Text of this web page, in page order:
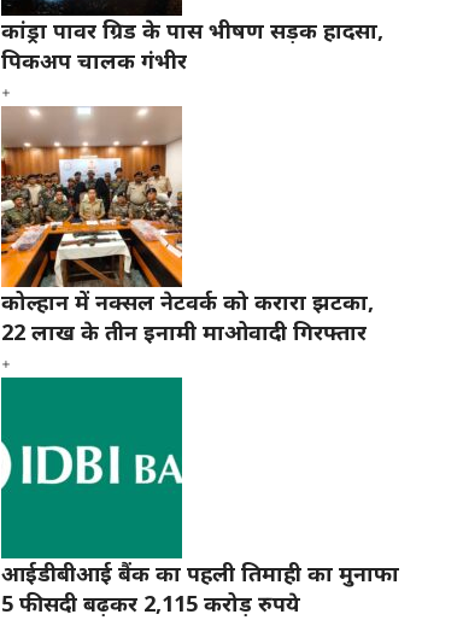
कांड्रा पावर ग्रिड के पास भीषण सड़क हादसा,
पिकअप चालक गंभीर
कोल्हान में नक्सल नेटवर्क को करारा झटका,
22 लाख के तीन इनामी माओवादी गिरफ्तार
आईडीबीआई बैंक का पहली तिमाही का मुनाफा
5 फीसदी बढ़कर 2,115 करोड़ रुपये